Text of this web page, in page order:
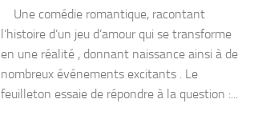
Une comédie romantique, racontant
l’histoire d’un jeu d’amour qui se transforme
en une réalité , donnant naissance ainsi à de
nombreux événements excitants . Le
feuilleton essaie de répondre à la question :...